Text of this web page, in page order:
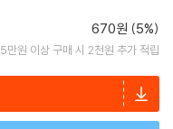
670원 (5%)
5만원 이상 구매 시 2천원 추가 적립